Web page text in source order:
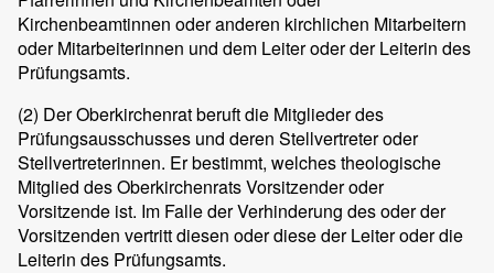
Kirchenbeamtinnen oder anderen kirchlichen Mitarbeitern
oder Mitarbeiterinnen und dem Leiter oder der Leiterin des
Prüfungsamts.
(2) Der Oberkirchenrat beruft die Mitglieder des
Prüfungsausschusses und deren Stellvertreter oder
Stellvertreterinnen. Er bestimmt, welches theologische
Mitglied des Oberkirchenrats Vorsitzender oder
Vorsitzende ist. Im Falle der Verhinderung des oder der
Vorsitzenden vertritt diesen oder diese der Leiter oder die
Leiterin des Prüfungsamts.